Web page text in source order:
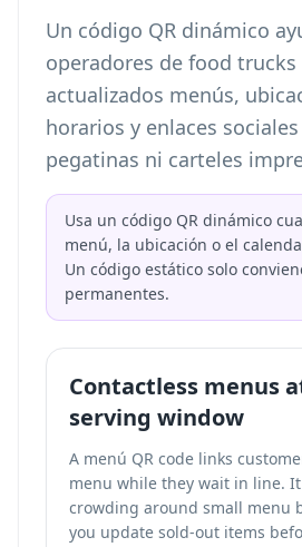
Un código QR dinámico
operadores de food
actualizados menús,
horarios y enlaces
pegatinas ni carteles
Usa un código QR dinámico
menú, la ubicación o el
Un código estático solo
permanentes.
Contactless menus
serving window
A menú QR code links
menu while they wait in line.
crowding around small menu
you update sold-out items